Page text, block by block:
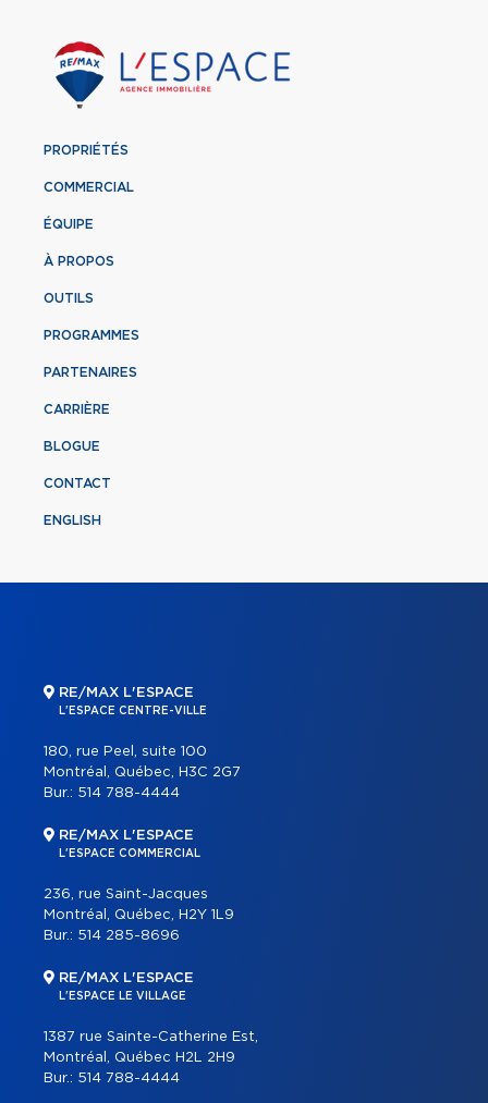
PROPRIÉTÉS
COMMERCIAL
ÉQUIPE
À PROPOS
OUTILS
PROGRAMMES
PARTENAIRES
CARRIÈRE
BLOGUE
CONTACT
ENGLISH
RE/MAX L'ESPACE
L'ESPACE CENTRE-VILLE
180, rue Peel, suite 100
Montréal, Québec, H3C 2G7
Bur.: 514 788-4444
RE/MAX L'ESPACE
L'ESPACE COMMERCIAL
236, rue Saint-Jacques
Montréal, Québec, H2Y 1L9
Bur.: 514 285-8696
RE/MAX L'ESPACE
L'ESPACE LE VILLAGE
1387 rue Sainte-Catherine Est,
Montréal, Québec H2L 2H9
Bur.: 514 788-4444